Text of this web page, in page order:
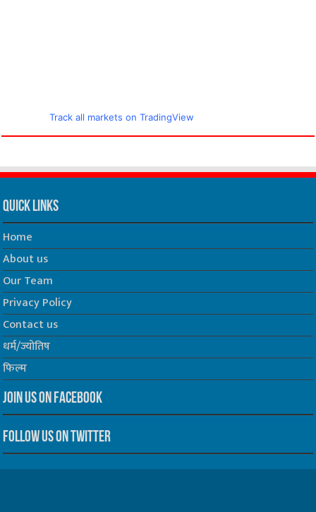
Track all markets on TradingView
Quick Links
Home
About us
Our Team
Privacy Policy
Contact us
धर्म/ज्योतिष
फिल्म
Join us on Facebook
Follow us on Twitter